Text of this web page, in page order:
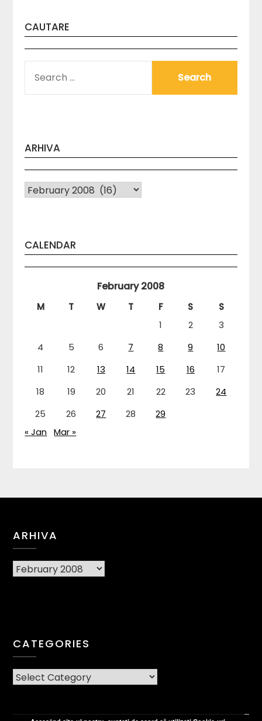
CAUTARE
FOR:
ARHIVA
Arhiva
CALENDAR
February 2008
M T W T F S
S
1
2
3
4
5 6 7 8 9
10
11
12 13 14 15 16
17
18
19 20 21 22 23
24
25
26 27 28
29
« Jan Mar »
ARHIVA
Arhiva
CATEGORIES
CATEGORIES